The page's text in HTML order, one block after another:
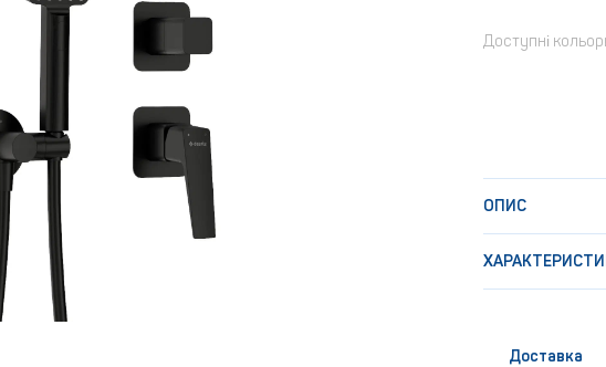
Доступні
ОПИС
Доставка